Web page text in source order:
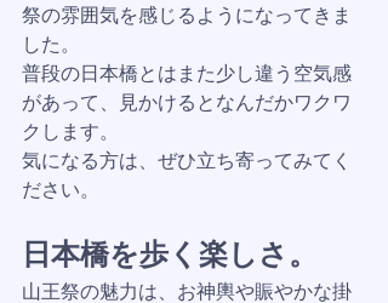
祭の雰囲気を感じるようになってきま
した。
普段の日本橋とはまた少し違う空気感
があって、見かけるとなんだかワクワ
クします。
気になる方は、ぜひ立ち寄ってみてく
ださい。
日本橋を歩く楽しさ。
山王祭の魅力は、お神輿や賑やかな掛